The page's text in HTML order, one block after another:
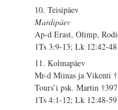
10. Teisipäev
Mardipäev
Ap-d Erast, Olimp,
1Ts 3:9-13; Lk 12:42-48
11. Kolmapäev
Mr-d Miinas ja Vikenti
Tours’i psk. Martin †397
1Ts 4:1-12; Lk 12:48-59